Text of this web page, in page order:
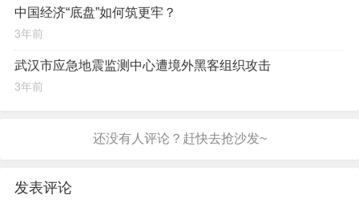
中国经济“底盘”如何筑更牢？
3年前
武汉市应急地震监测中心遭境外黑客组织攻击
3年前
发表评论